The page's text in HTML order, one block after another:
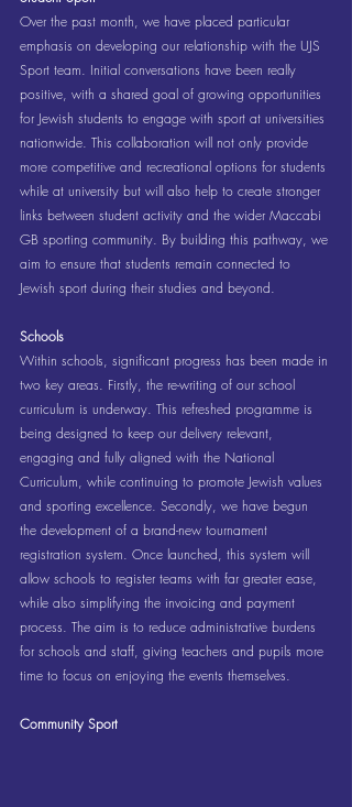
Over the past month, we have placed particular
emphasis on developing our relationship with the UJS
Sport team. Initial conversations have been really
positive, with a shared goal of growing opportunities
for Jewish students to engage with sport at universities
nationwide. This collaboration will not only provide
more competitive and recreational options for students
while at university but will also help to create stronger
links between student activity and the wider Maccabi
GB sporting community. By building this pathway, we
aim to ensure that students remain connected to
Jewish sport during their studies and beyond.
Schools
Within schools, significant progress has been made in
two key areas. Firstly, the re-writing of our school
curriculum is underway. This refreshed programme is
being designed to keep our delivery relevant,
engaging and fully aligned with the National
Curriculum, while continuing to promote Jewish values
and sporting excellence. Secondly, we have begun
the development of a brand-new tournament
registration system. Once launched, this system will
allow schools to register teams with far greater ease,
while also simplifying the invoicing and payment
process. The aim is to reduce administrative burdens
for schools and staff, giving teachers and pupils more
time to focus on enjoying the events themselves.
Community Sport